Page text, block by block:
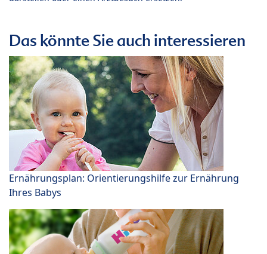
Das könnte Sie auch interessieren
Ernährungsplan: Orientierungshilfe zur Ernährung
Ihres Babys